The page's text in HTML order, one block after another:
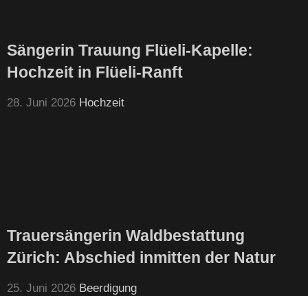
Sängerin Trauung Flüeli-Kapelle:
Hochzeit in Flüeli-Ranft
28. Juni 2026 Hochzeit
Trauersängerin Waldbestattung
Zürich: Abschied inmitten der Natur
25. Juni 2026 Beerdigung